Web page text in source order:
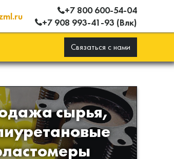
+7 800 600-54-04
+7 908 993-41-93 (Влк)
Связаться с нами
сырья,
Продажа сырья для
изделий из
полиуретана